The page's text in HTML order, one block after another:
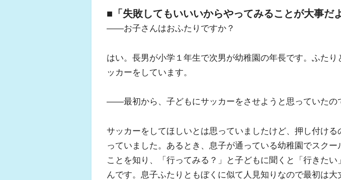
■「失敗してもいいいからやってみることが大事だ
――お子さんはおふたりですか？
はい。長男が小学１年生で次男が幼稚園の年長です。ふたり
ッカーをしています。
――最初から、子どもにサッカーをさせようと思っていたの
サッカーをしてほしいとは思っていましたけど、押し付ける
っていました。あるとき、息子が通っている幼稚園でスクー
ことを知り、「行ってみる？」と子どもに聞くと「行きたい
んです。息子ふたりともぼくに似て人見知りなので最初は大